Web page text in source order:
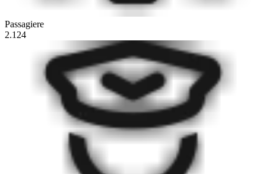
Passagiere
2.124